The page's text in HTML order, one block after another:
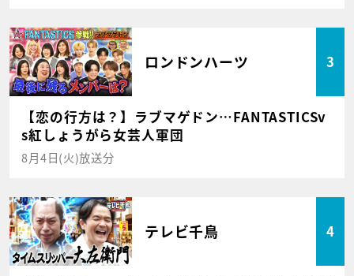
ロンドンハーツ 3
【恋の行方は？】ラブマゲドン…FANTASTICSv
s紅しょうがら女芸人軍団
8月4日(火)放送分
テレビ千鳥 4